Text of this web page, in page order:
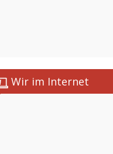
Wir im Internet